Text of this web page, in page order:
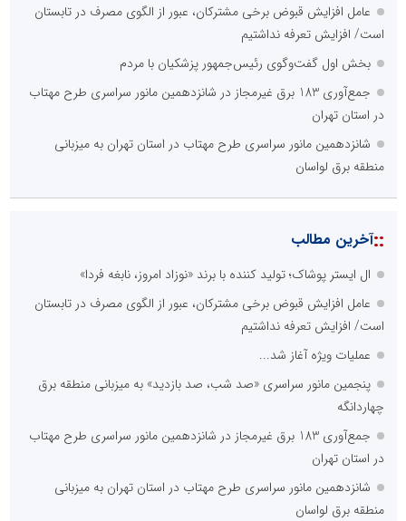
عامل افزایش قبوض برخی مشترکان، عبور از الگوی مصرف در تابستان
است/ افزایش تعرفه نداشتیم
بخش اول گفت‌وگوی رئیس‌جمهور پزشکیان با مردم
جمع‌آوری 183 برق غیرمجاز در شانزدهمین مانور سراسری طرح مهتاب
در استان تهران
شانزدهمین مانور سراسری طرح مهتاب در استان تهران به میزبانی
منطقه برق لواسان
::آخرین مطالب
ال ایستر پوشاک؛ تولید کننده با برند «نوزاد امروز، نابغه فردا»
عامل افزایش قبوض برخی مشترکان، عبور از الگوی مصرف در تابستان
است/ افزایش تعرفه نداشتیم
عملیات ویژه آغاز شد...
پنجمین مانور سراسری «صد شب، صد بازدید» به میزبانی منطقه برق
چهاردانگه
جمع‌آوری 183 برق غیرمجاز در شانزدهمین مانور سراسری طرح مهتاب
در استان تهران
شانزدهمین مانور سراسری طرح مهتاب در استان تهران به میزبانی
منطقه برق لواسان